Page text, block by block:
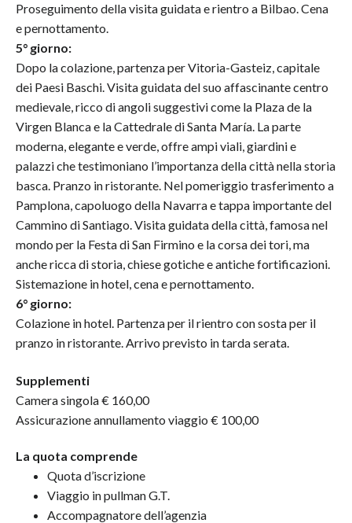
Proseguimento della visita guidata e rientro a Bilbao. Cena
e pernottamento.
5° giorno:
Dopo la colazione, partenza per Vitoria-Gasteiz, capitale
dei Paesi Baschi. Visita guidata del suo affascinante centro
medievale, ricco di angoli suggestivi come la Plaza de la
Virgen Blanca e la Cattedrale di Santa María. La parte
moderna, elegante e verde, offre ampi viali, giardini e
palazzi che testimoniano l’importanza della città nella storia
basca. Pranzo in ristorante. Nel pomeriggio trasferimento a
Pamplona, capoluogo della Navarra e tappa importante del
Cammino di Santiago. Visita guidata della città, famosa nel
mondo per la Festa di San Firmino e la corsa dei tori, ma
anche ricca di storia, chiese gotiche e antiche fortificazioni.
Sistemazione in hotel, cena e pernottamento.
6° giorno:
Colazione in hotel. Partenza per il rientro con sosta per il
pranzo in ristorante. Arrivo previsto in tarda serata.
Supplementi
Camera singola € 160,00
Assicurazione annullamento viaggio € 100,00
La quota comprende
Quota d’iscrizione
Viaggio in pullman G.T.
Accompagnatore dell’agenzia